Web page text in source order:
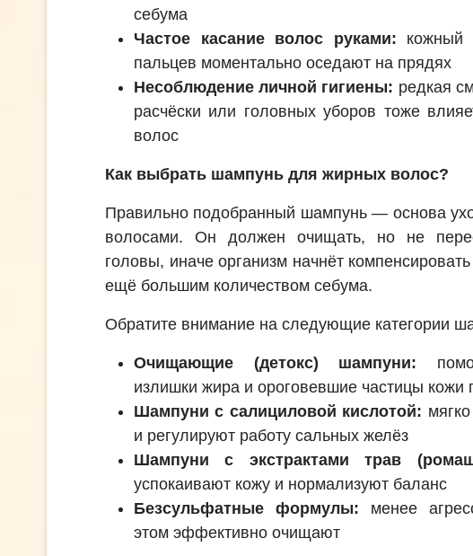
себума
Частое касание волос руками: кожный
пальцев моментально оседают на прядях
Несоблюдение личной гигиены: редкая
расчёски или головных уборов тоже
волос
Как выбрать шампунь для жирных волос?
Правильно подобранный шампунь — основа
волосами. Он должен очищать, но не
головы, иначе организм начнёт
ещё большим количеством себума.
Обратите внимание на следующие категории
Очищающие (детокс) шампуни:
излишки жира и ороговевшие частицы кожи
Шампуни с салициловой кислотой:
и регулируют работу сальных желёз
Шампуни с экстрактами трав
успокаивают кожу и нормализуют баланс
Безсульфатные формулы: менее
этом эффективно очищают